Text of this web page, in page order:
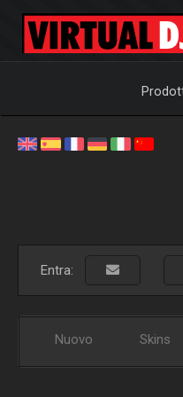
Entra:
Nuovo Skins